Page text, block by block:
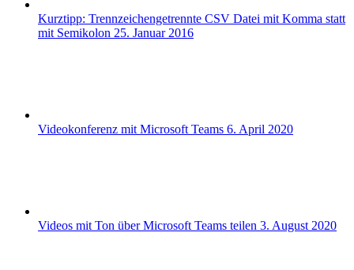
Kurztipp: Trennzeichengetrennte CSV Datei mit Komma statt
mit Semikolon 25. Januar 2016
Videokonferenz mit Microsoft Teams 6. April 2020
Videos mit Ton über Microsoft Teams teilen 3. August 2020